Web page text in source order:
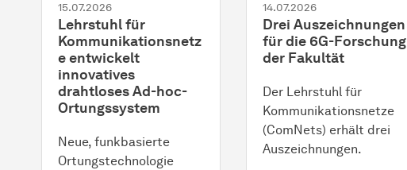
15.07.2026
Lehrstuhl für
Kommunikationsnetz
e entwickelt
innovatives
drahtloses Ad-hoc-
Ortungssystem
Neue, funkbasierte
Ortungstechnologie
14.07.2026
Drei Auszeichnungen
für die 6G-Forschung
der Fakultät
Der Lehrstuhl für
Kommunikationsnetze
(ComNets) erhält drei
Auszeichnungen.